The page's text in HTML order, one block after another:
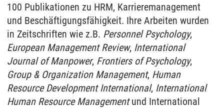
100 Publikationen zu HRM, Karrieremanagement
und Beschäftigungsfähigkeit. Ihre Arbeiten wurden
in Zeitschriften wie z.B. Personnel Psychology,
European Management Review, International
Journal of Manpower, Frontiers of Psychology,
Group & Organization Management, Human
Resource Development International, International
Human Resource Managementund International